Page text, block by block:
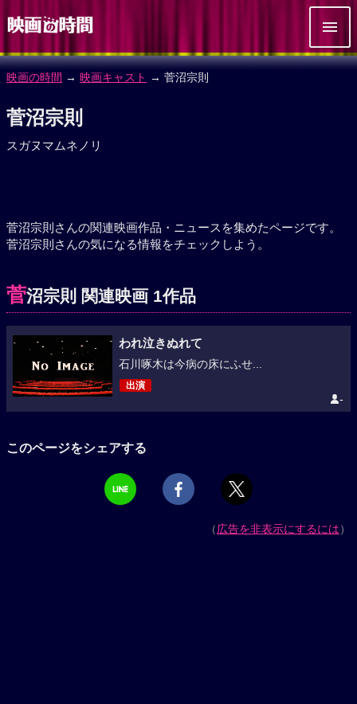
映画の時間 → 映画キャスト → 菅沼宗則
菅沼宗則
スガヌマムネノリ
菅沼宗則さんの関連映画作品・ニュースを集めたページです。
菅沼宗則さんの気になる情報をチェックしよう。
菅沼宗則 関連映画 1作品
われ泣きぬれて
石川啄木は今病の床にふせ...
出演
-
このページをシェアする
（広告を非表示にするには）